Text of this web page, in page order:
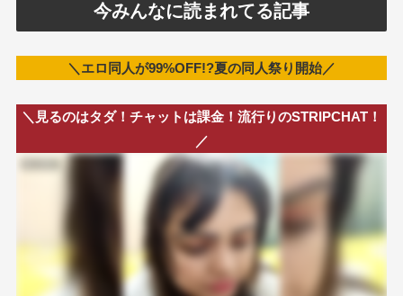
今みんなに読まれてる記事
＼エロ同人が99%OFF!?夏の同人祭り開始／
＼見るのはタダ！チャットは課金！流行りのSTRIPCHAT！
／